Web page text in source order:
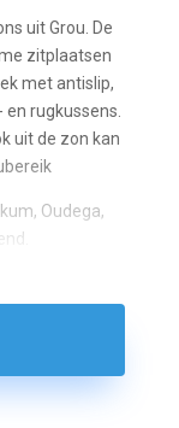
uit Grou. De
zitplaatsen
met antislip,
rugkussens.
uit de zon kan
Oudega,